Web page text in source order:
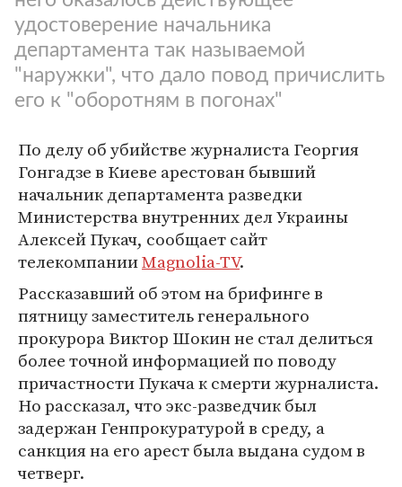
удостоверение начальника
департамента так называемой
"наружки", что дало повод причислить
его к "оборотням в погонах"
По делу об убийстве журналиста Георгия
Гонгадзе в Киеве арестован бывший
начальник департамента разведки
Министерства внутренних дел Украины
Алексей Пукач, сообщает сайт
телекомпанииMagnolia-TV.
Рассказавший об этом на брифинге в
пятницу заместитель генерального
прокурора Виктор Шокин не стал делиться
более точной информацией по поводу
причастности Пукача к смерти журналиста.
Но рассказал, что экс-разведчик был
задержан Генпрокуратурой в среду, а
санкция на его арест была выдана судом в
четверг.